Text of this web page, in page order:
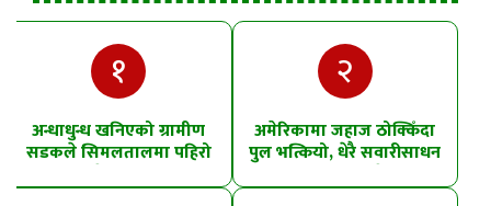
१
अन्धाधुन्ध खनिएको ग्रामीण
सडकले सिमलतालमा पहिरो
खसेको शंका
२
अमेरिकामा जहाज ठोक्किँदा
पुल भत्कियो, धेरै सवारीसाधन
पानीमा खसे